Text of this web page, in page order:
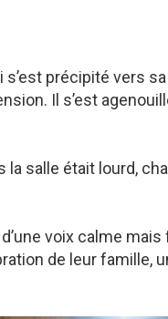
précipité vers
Il s’est
la salle était lourd,
voix calme
de leur famille,